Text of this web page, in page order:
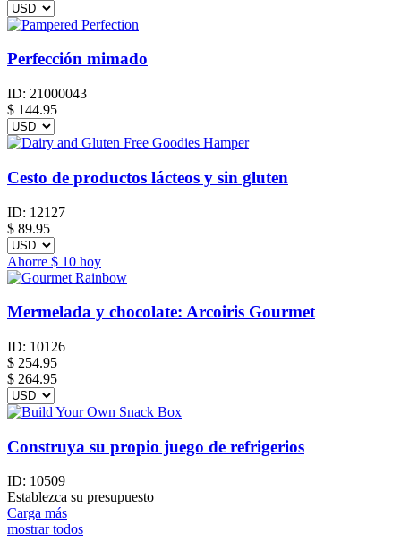
Perfección mimado
ID: 21000043
$ 144.95
Cesto de productos lácteos y sin gluten
ID: 12127
$ 89.95
Ahorre $ 10 hoy
Mermelada y chocolate: Arcoiris Gourmet
ID: 10126
$ 254.95
$ 264.95
Construya su propio juego de refrigerios
ID: 10509
Establezca su presupuesto
Carga más
mostrar todos